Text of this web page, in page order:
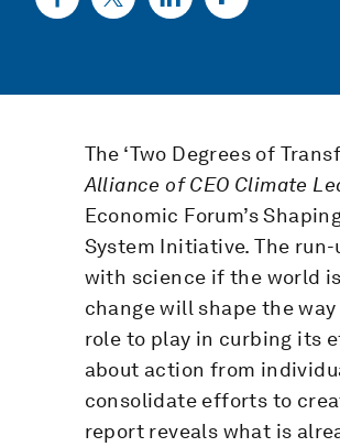
The ‘Two Degrees of
Alliance of CEO Climate
Economic Forum’s
System Initiative. The
with science if the world
change will shape the
role to play in curbing its
about action from
consolidate efforts to
report reveals what is